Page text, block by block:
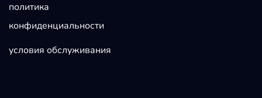
политика
конфиденциальности
условия обслуживания